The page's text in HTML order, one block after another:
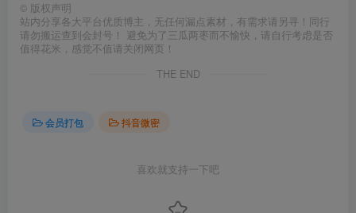
© 版权声明
站内分享各大平台优质博主，无任何漏点素材，有需求请另寻！同行
请勿搬运查到会封号！ 避免为了三瓜两枣而不愉快，请自行考虑是否
值得花米，感觉不值请关闭网页！
THE END
会员打包 抖音微密
喜欢就支持一下吧